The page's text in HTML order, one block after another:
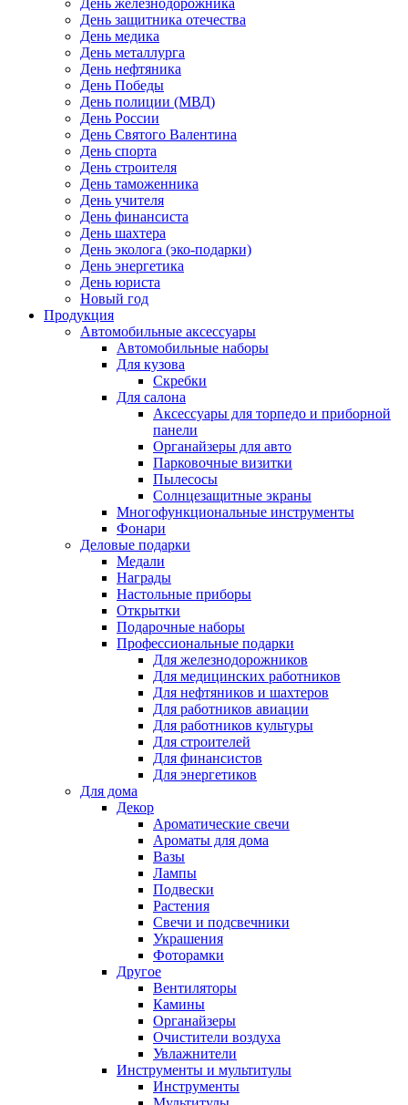
День железнодорожника
День защитника отечества
День медика
День металлурга
День нефтяника
День Победы
День полиции (МВД)
День России
День Святого Валентина
День спорта
День строителя
День таможенника
День учителя
День финансиста
День шахтера
День эколога (эко-подарки)
День энергетика
День юриста
Новый год
Продукция
Автомобильные аксессуары
Автомобильные наборы
Для кузова
Скребки
Для салона
Аксессуары для торпедо и приборной
панели
Органайзеры для авто
Парковочные визитки
Пылесосы
Солнцезащитные экраны
Многофункциональные инструменты
Фонари
Деловые подарки
Медали
Награды
Настольные приборы
Открытки
Подарочные наборы
Профессиональные подарки
Для железнодорожников
Для медицинских работников
Для нефтяников и шахтеров
Для работников авиации
Для работников культуры
Для строителей
Для финансистов
Для энергетиков
Для дома
Декор
Ароматические свечи
Ароматы для дома
Вазы
Лампы
Подвески
Растения
Свечи и подсвечники
Украшения
Фоторамки
Другое
Вентиляторы
Камины
Органайзеры
Очистители воздуха
Увлажнители
Инструменты и мультитулы
Инструменты